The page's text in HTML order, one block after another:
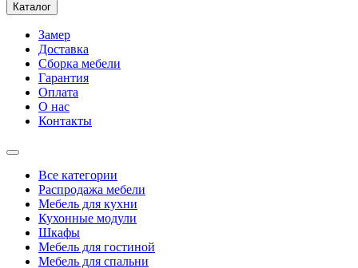
Каталог
Замер
Доставка
Сборка мебели
Гарантия
Оплата
О нас
Контакты
Все категории
Распродажа мебели
Мебель для кухни
Кухонные модули
Шкафы
Мебель для гостиной
Мебель для спальни